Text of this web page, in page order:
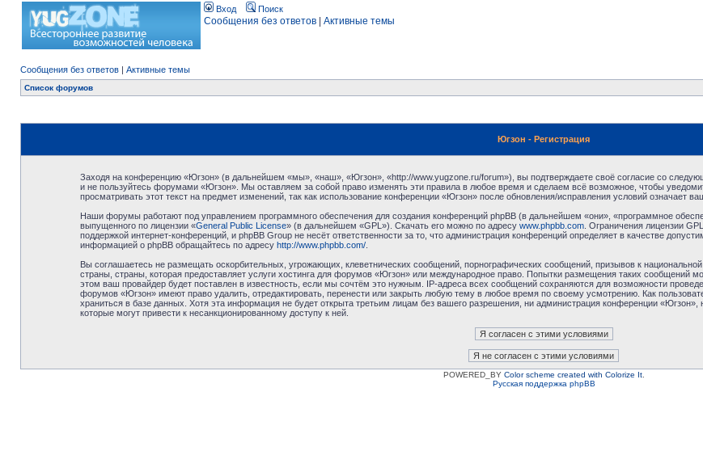
Вход Поиск
Сообщения без ответов Активные темы
Сообщения без ответов | Активные темы
Список форумов
Югзон - Регистрация
Заходя на конференцию «Югзон» (в дальнейшем «мы», «наш», «Югзон», «http://www.yugzone.ru/forum»), вы подтверждаете своё согласие со
и не пользуйтесь форумами «Югзон». Мы оставляем за собой право изменять эти правила в любое время и сделаем всё возможное, чтобы
просматривать этот текст на предмет изменений, так как использование конференции «Югзон» после обновления/исправления условий означает
Наши форумы работают под управлением программного обеспечения для создания конференций phpBB (в дальнейшем «они», «программное
выпущенного по лицензии «General Public License» (в дальнейшем «GPL»). Скачать его можно по адресу www.phpbb.com. Ограничения лицензии
поддержкой интернет-конференций, и phpBB Group не несёт ответственности за то, что администрация конференций определяет в качестве
информацией о phpBB обращайтесь по адресу http://www.phpbb.com/.
Вы соглашаетесь не размещать оскорбительных, угрожающих, клеветнических сообщений, порнографических сообщений, призывов к
страны, страны, которая предоставляет услуги хостинга для форумов «Югзон» или международное право. Попытки размещения таких сообщений
этом ваш провайдер будет поставлен в известность, если мы сочтём это нужным. IP-адреса всех сообщений сохраняются для возможности
форумов «Югзон» имеют право удалить, отредактировать, перенести или закрыть любую тему в любое время по своему усмотрению. Как
храниться в базе данных. Хотя эта информация не будет открыта третьим лицам без вашего разрешения, ни администрация конференции «Югзон»,
которые могут привести к несанкционированному доступу к ней.
POWERED_BY Color scheme created with Colorize It.
Русская поддержка phpBB